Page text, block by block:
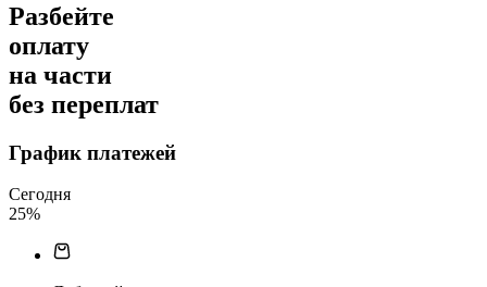
Разбейте
оплату
на части
без переплат
График платежей
Сегодня
25%